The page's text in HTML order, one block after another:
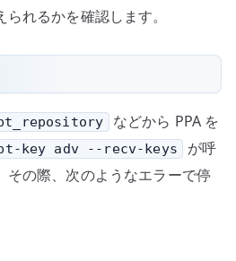
れるかを確認します。
などから PPA を
key adv --recv-keys
が呼
その際、次のようなエラーで停